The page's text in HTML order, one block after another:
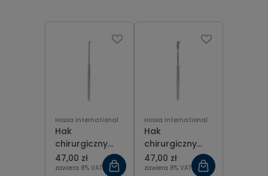
Hossa International
Hak
chirurgiczny
ostry, 1 ząbek 16
cm
47,00 zł
zawiera 8% VAT
Hossa International
Hak
chirurgiczny
ostry, 2 ząbki 16
cm
47,00 zł
zawiera 8% VAT